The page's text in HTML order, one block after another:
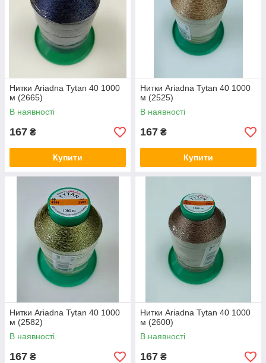
Нитки Ariadna Tytan 40 1000
м (2665)
В наявності
167 ₴
Купити
Нитки Ariadna Tytan 40 1000
м (2525)
В наявності
167 ₴
Купити
Нитки Ariadna Tytan 40 1000
м (2582)
В наявності
167 ₴
Нитки Ariadna Tytan 40 1000
м (2600)
В наявності
167 ₴